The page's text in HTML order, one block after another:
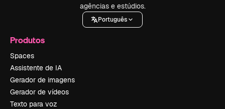
agências e estúdios.
Português
Produtos
Spaces
Assistente de IA
Gerador de imagens
Gerador de vídeos
Texto para voz